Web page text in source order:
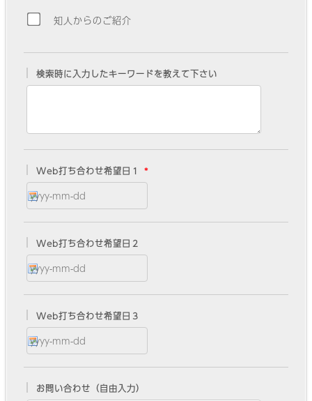
知人からのご紹介
検索時に入力したキーワードを教えて下さい
Web打ち合わせ希望日１
Web打ち合わせ希望日２
Web打ち合わせ希望日３
お問い合わせ（自由入力）